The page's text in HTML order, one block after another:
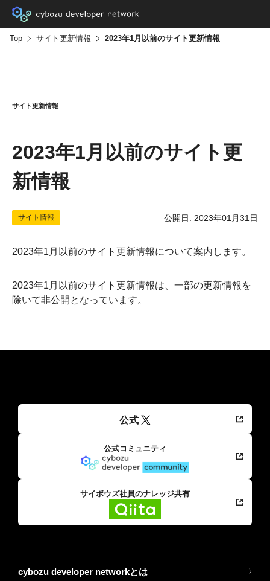
Top サイト更新情報 2023年1月以前のサイト更新情報
サイト更新情報
2023年1月以前のサイト更
新情報
サイト情報 公開日: 2023年01月31日
2023年1月以前のサイト更新情報について案内します。
2023年1月以前のサイト更新情報は、一部の更新情報を
除いて非公開となっています。
公式
公式コミュニティ
サイボウズ社員のナレッジ共有
cybozu developer networkとは